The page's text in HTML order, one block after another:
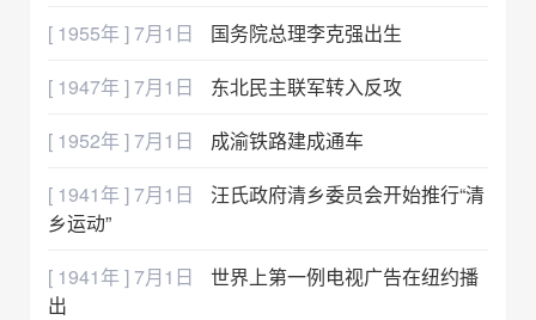
[ 1955年 ] 7月1日
国务院总理李克强出生
[ 1947年 ] 7月1日
东北民主联军转入反攻
[ 1952年 ] 7月1日
成渝铁路建成通车
[ 1941年 ] 7月1日
汪氏政府清乡委员会开始推行“清
乡运动”
[ 1941年 ] 7月1日
世界上第一例电视广告在纽约播
出